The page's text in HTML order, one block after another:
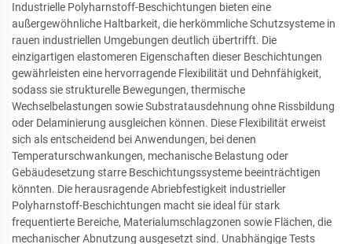
Industrielle Polyharnstoff-Beschichtungen bieten eine
außergewöhnliche Haltbarkeit, die herkömmliche Schutzsysteme in
rauen industriellen Umgebungen deutlich übertrifft. Die
einzigartigen elastomeren Eigenschaften dieser Beschichtungen
gewährleisten eine hervorragende Flexibilität und Dehnfähigkeit,
sodass sie strukturelle Bewegungen, thermische
Wechselbelastungen sowie Substratausdehnung ohne Rissbildung
oder Delaminierung ausgleichen können. Diese Flexibilität erweist
sich als entscheidend bei Anwendungen, bei denen
Temperaturschwankungen, mechanische Belastung oder
Gebäudesetzung starre Beschichtungssysteme beeinträchtigen
könnten. Die herausragende Abriebfestigkeit industrieller
Polyharnstoff-Beschichtungen macht sie ideal für stark
frequentierte Bereiche, Materialumschlagzonen sowie Flächen, die
mechanischer Abnutzung ausgesetzt sind. Unabhängige Tests